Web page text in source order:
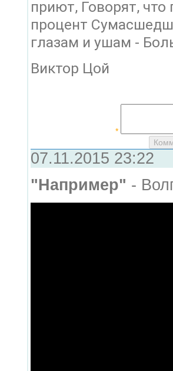
приют, Говорят,
процент
глазам и ушам -
Виктор Цой
*
07.11.2015 23:22
"Например" -